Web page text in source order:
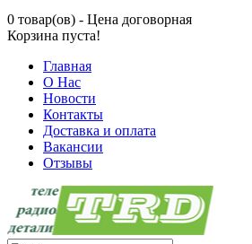
0 товар(ов) - Цена договорная
Корзина пуста!
Главная
О Нас
Новости
Контакты
Доставка и оплата
Вакансии
Отзывы